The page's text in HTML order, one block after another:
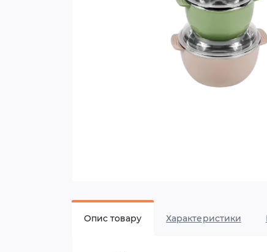
Опис товару Характеристики